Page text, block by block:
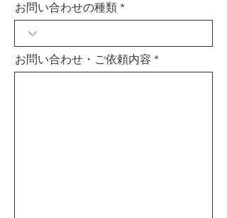
お問い合わせの種類
お問い合わせ・ご依頼内容